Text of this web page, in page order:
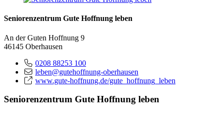
Seniorenzentrum Gute Hoffnung leben
An der Guten Hoffnung 9
46145 Oberhausen
0208 88253 100
leben@gutehoffnung-oberhausen
www.gute-hoffnung.de/gute_hoffnung_leben
Seniorenzentrum Gute Hoffnung leben